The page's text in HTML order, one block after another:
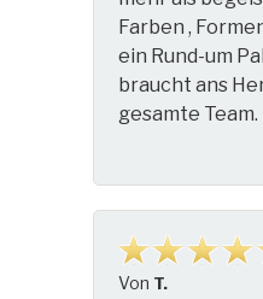
Farben ,
ein Rund-um
braucht ans
gesamte Team.
Von T.